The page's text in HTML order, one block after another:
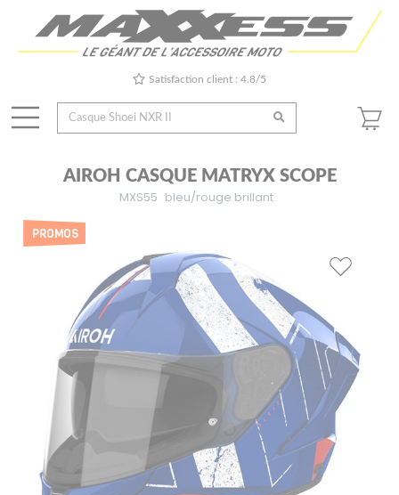
Satisfaction client : 4.8/5
AIROH CASQUE MATRYX SCOPE
MXS55 bleu/rouge brillant
PROMOS